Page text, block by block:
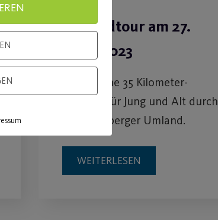
Fahrradtour am 27.
April 2023
Gemütliche 35 Kilometer-
Radtour für Jung und Alt durch
das Nürnberger Umland.
WEITERLESEN